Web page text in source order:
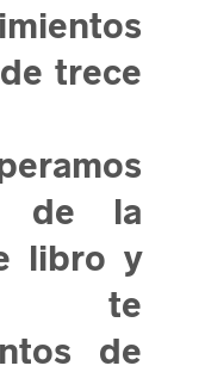
trece
de la
libro y
te
de